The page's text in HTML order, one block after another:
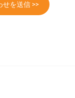
せを送信 >>